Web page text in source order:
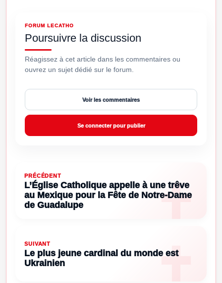
FORUM LECATHO
Poursuivre la discussion
Réagissez à cet article dans les commentaires ou
ouvrez un sujet dédié sur le forum.
Voir les commentaires
Se connecter pour publier
PRÉCÉDENT
L’Église Catholique appelle à une trêve
au Mexique pour la Fête de Notre-Dame
de Guadalupe
SUIVANT
Le plus jeune cardinal du monde est
Ukrainien